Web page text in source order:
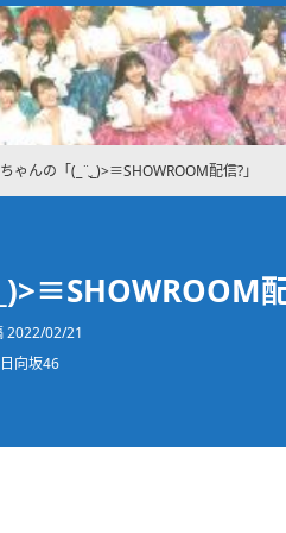
ゃんの「(_¨̮_)>≡SHOWROOM配信?」
2022/02/21
日向坂46